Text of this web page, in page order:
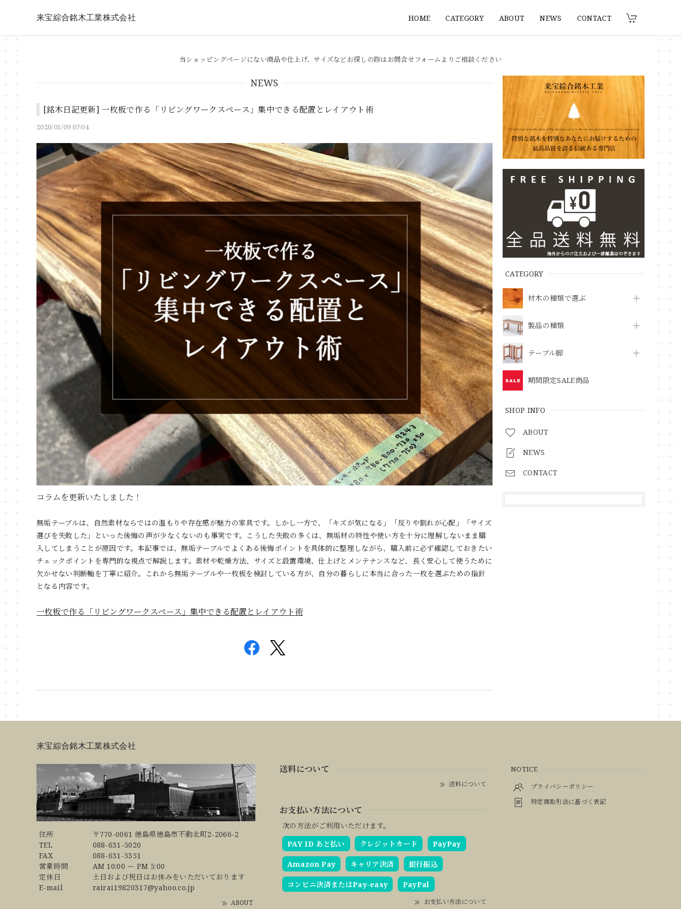
来宝綜合銘木工業株式会社 HOME CATEGORY ABOUT NEWS CONTACT
当ショッピングページにない商品や仕上げ、サイズなどお探しの際はお問合せフォームよりご相談ください
CATEGORY
材木の種類で選ぶ
製品の種類
テーブル脚
期間限定SALE商品
SHOP INFO
ABOUT
NEWS
CONTACT
NEWS
[銘木日記更新] 一枚板で作る「リビングワークスペース」集中できる配置とレイアウト術
2026/01/09 07:04
コラムを更新いたしました！
無垢テーブルは、自然素材ならではの温もりや存在感が魅力の家具です。しかし一方で、「キズが気になる」「反りや割れが心配」「サイズ
選びを失敗した」といった後悔の声が少なくないのも事実です。こうした失敗の多くは、無垢材の特性や使い方を十分に理解しないまま購
入してしまうことが原因です。本記事では、無垢テーブルでよくある後悔ポイントを具体的に整理しながら、購入前に必ず確認しておきたい
チェックポイントを専門的な視点で解説します。素材や乾燥方法、サイズと設置環境、仕上げとメンテナンスなど、長く安心して使うために
欠かせない判断軸を丁寧に紹介。これから無垢テーブルや一枚板を検討している方が、自分の暮らしに本当に合った一枚を選ぶための指針
となる内容です。
一枚板で作る「リビングワークスペース」集中できる配置とレイアウト術
来宝綜合銘木工業株式会社
住所
〒770-0061 徳島県徳島市不動北町2-2066-2
TEL
088-631-5020
FAX
088-631-5351
営業時間
AM 10:00 ー PM 5:00
定休日
土日および祝日はお休みをいただいております
E-mail
rairai19820317@yahoo.co.jp
ABOUT
送料について
送料について
お支払い方法について
次の方法がご利用いただけます。
PAY ID あと払い
クレジットカード PayPay
Amazon Pay キャリア決済 銀行振込
コンビニ決済またはPay-easy PayPal
お支払い方法について
NOTICE
プライバシーポリシー
特定商取引法に基づく表記